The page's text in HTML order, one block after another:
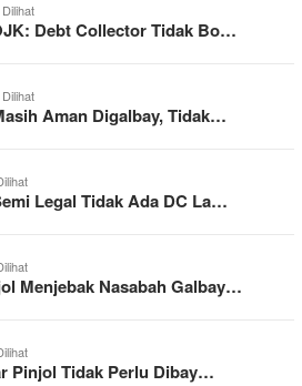
Debt Collector Tidak Bo…
Aman Digalbay, Tidak…
Legal Tidak Ada DC La…
Menjebak Nasabah Galbay…
Pinjol Tidak Perlu Dibay…